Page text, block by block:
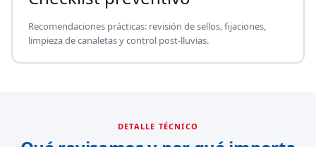
Recomendaciones prácticas: revisión de sellos, fijaciones,
limpieza de canaletas y control post-lluvias.
DETALLE TÉCNICO